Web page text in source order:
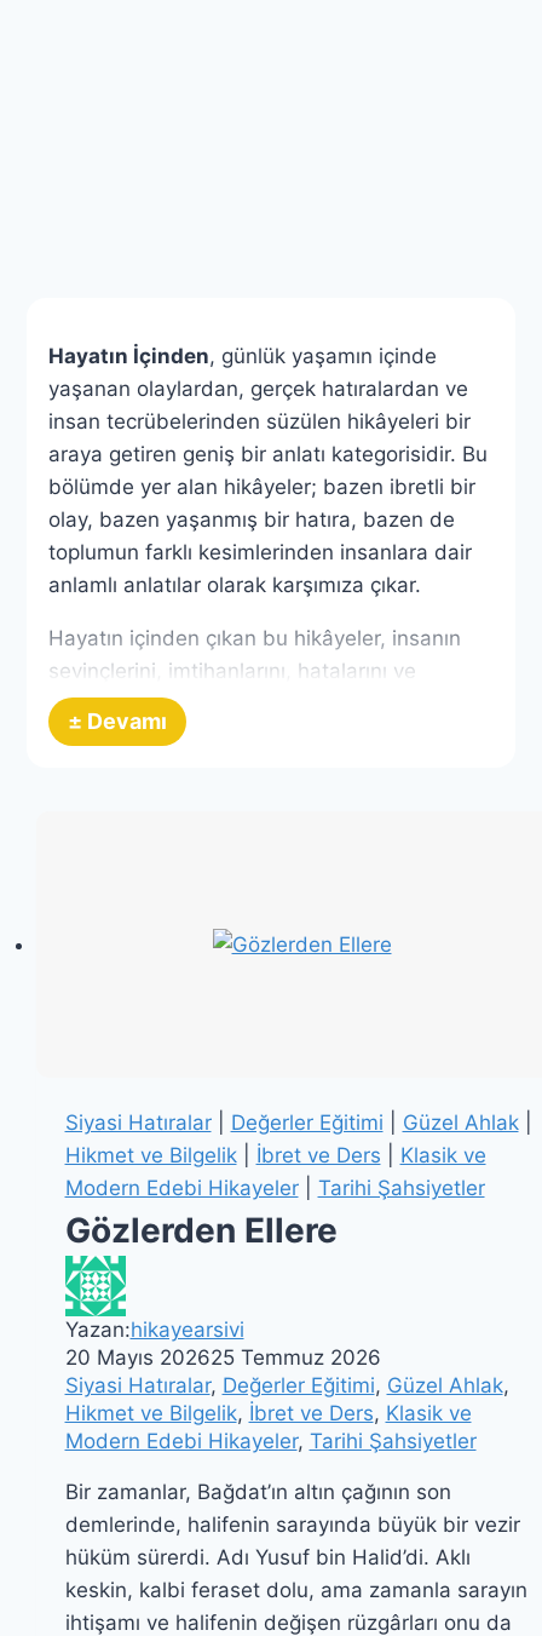
Hayatın İçinden, günlük yaşamın içinde
yaşanan olaylardan, gerçek hatıralardan ve
insan tecrübelerinden süzülen hikâyeleri bir
araya getiren geniş bir anlatı kategorisidir. Bu
bölümde yer alan hikâyeler; bazen ibretli bir
olay, bazen yaşanmış bir hatıra, bazen de
toplumun farklı kesimlerinden insanlara dair
anlamlı anlatılar olarak karşımıza çıkar.
Hayatın içinden çıkan bu hikâyeler, insanın
sevinçlerini, imtihanlarını, hatalarını ve
derslerini sade ama etkileyici bir dille anlatır.
Okuyucu, bu anlatılar sayesinde hem
İbretli hikâyeler,
Toplumsal hatıralar ve siyasi anılar,
Türkülere konu olmuş hikâyeler
gibi hayatın farklı yönlerini yansıtan zengin
içerikler yer almaktadır.
Hayatın İçinden
, insanı düşündüren,
duygulandıran ve çoğu zaman kendisini
bulmasını sağlayan gerçek hayat hikâyelerini
bir araya getiren anlamlı bir anlatı dünyası
sunar.
± Devamı
Siyasi Hatıralar| Değerler Eğitimi Güzel Ahlak|
Hikmet ve Bilgelik| İbret ve Ders
Klasik ve
Modern Edebi Hikayeler| Tarihi Şahsiyetler
Gözlerden Ellere
Yazan:hikayearsivi
20 Mayıs 202625 Temmuz 2026
Siyasi Hatıralar, Değerler Eğitimi, Güzel Ahlak,
Hikmet ve Bilgelik, İbret ve Ders, Klasik ve
Modern Edebi Hikayeler, Tarihi Şahsiyetler
Bir zamanlar, Bağdat’ın altın çağının son
demlerinde, halifenin sarayında büyük bir vezir
hüküm sürerdi. Adı Yusuf bin Halid’di. Aklı
keskin, kalbi feraset dolu, ama zamanla sarayın
ihtişamı ve halifenin değişen rüzgârları onu da